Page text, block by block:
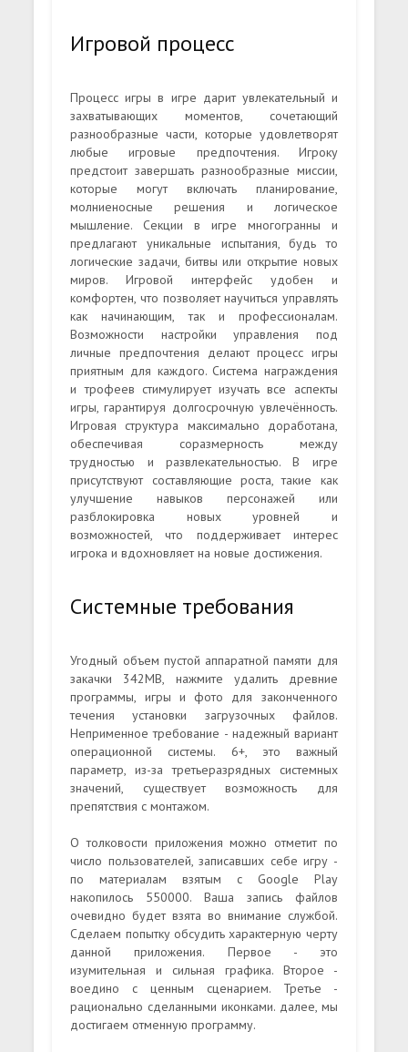
Игровой процесс
Процесс игры в игре дарит увлекательный и
захватывающих моментов, сочетающий
разнообразные части, которые удовлетворят
любые игровые предпочтения. Игроку
предстоит завершать разнообразные миссии,
которые могут включать планирование,
молниеносные решения и логическое
мышление. Секции в игре многогранны и
предлагают уникальные испытания, будь то
логические задачи, битвы или открытие новых
миров. Игровой интерфейс удобен и
комфортен, что позволяет научиться управлять
как начинающим, так и профессионалам.
Возможности настройки управления под
личные предпочтения делают процесс игры
приятным для каждого. Система награждения
и трофеев стимулирует изучать все аспекты
игры, гарантируя долгосрочную увлечённость.
Игровая структура максимально доработана,
обеспечивая соразмерность между
трудностью и развлекательностью. В игре
присутствуют составляющие роста, такие как
улучшение навыков персонажей или
разблокировка новых уровней и
возможностей, что поддерживает интерес
игрока и вдохновляет на новые достижения.
Системные требования
Угодный объем пустой аппаратной памяти для
закачки 342MB, нажмите удалить древние
программы, игры и фото для законченного
течения установки загрузочных файлов.
Неприменное требование - надежный вариант
операционной системы. 6+, это важный
параметр, из-за третьеразрядных системных
значений, существует возможность для
препятствия с монтажом.
О толковости приложения можно отметит по
число пользователей, записавших себе игру -
по материалам взятым с Google Play
накопилось 550000. Ваша запись файлов
очевидно будет взята во внимание службой.
Сделаем попытку обсудить характерную черту
данной приложения. Первое - это
изумительная и сильная графика. Второе -
воедино с ценным сценарием. Третье -
рационально сделанными иконками. далее, мы
достигаем отменную программу.